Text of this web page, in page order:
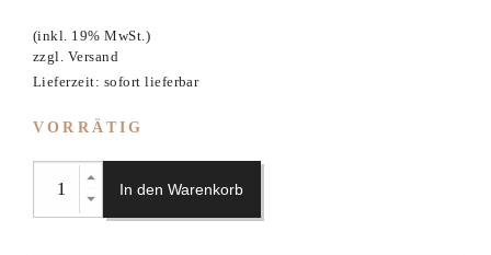
(inkl. 19% MwSt.)
zzgl. Versand
Lieferzeit: sofort lieferbar
VORRÄTIG
In den Warenkorb